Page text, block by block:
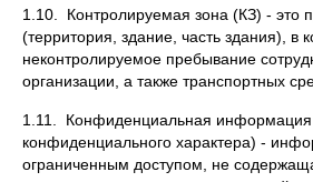
1.10. Контролируемая зона (КЗ) - это
(территория, здание, часть здания), в
неконтролируемое пребывание
организации, а также транспортных
1.11. Конфиденциальная информация
конфиденциального характера) -
ограниченным доступом, не